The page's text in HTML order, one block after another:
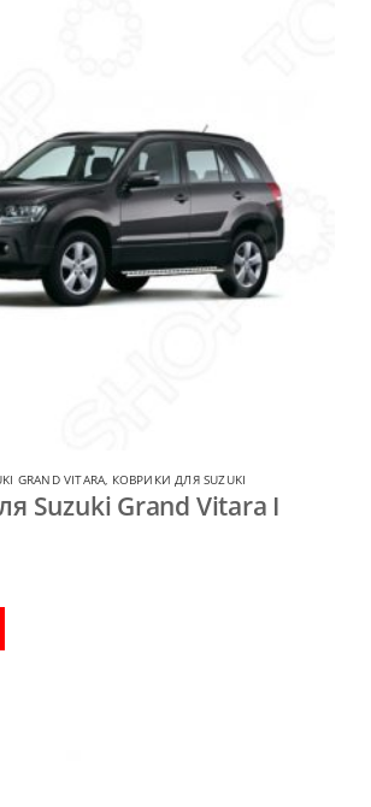
GRAND VITARA, КОВРИКИ ДЛЯ SUZUKI
Suzuki Grand Vitara I